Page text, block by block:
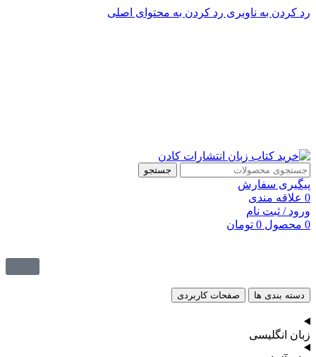
رد کردن به ناوبری رد کردن به محتوای اصلی
جستجو
پیگیری سفارش
0 علاقه مندی
ورود / ثبت نام
0 محصول 0 تومان
دسته بندی ها صفحات کاربردی
زبان انگلیسی